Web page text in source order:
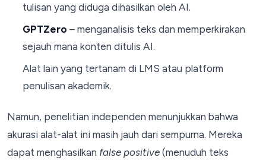
tulisan yang diduga dihasilkan oleh AI.
GPTZero – menganalisis teks dan memperkirakan
sejauh mana konten ditulis AI.
Alat lain yang tertanam di LMS atau platform
penulisan akademik.
Namun, penelitian independen menunjukkan bahwa
akurasi alat-alat ini masih jauh dari sempurna. Mereka
dapat menghasilkan false positive (menuduh teks